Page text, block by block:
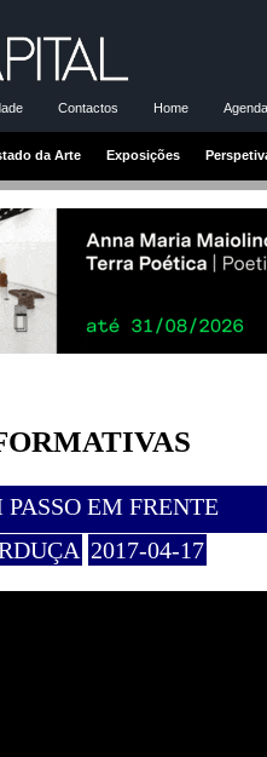
Contactos Home
da Arte Exposições
EM FRENTE
2017-04-17